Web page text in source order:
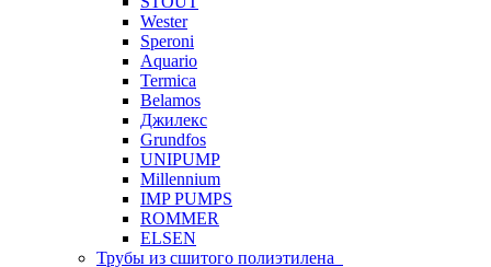
Wester
Speroni
Aquario
Termica
Belamos
Джилекс
Grundfos
UNIPUMP
Millennium
IMP PUMPS
ROMMER
ELSEN
Трубы из сшитого полиэтилена